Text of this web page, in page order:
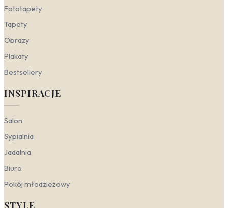
Fototapety
Tapety
Obrazy
Plakaty
Bestsellery
INSPIRACJE
Salon
Sypialnia
Jadalnia
Biuro
Pokój młodzieżowy
STYLE